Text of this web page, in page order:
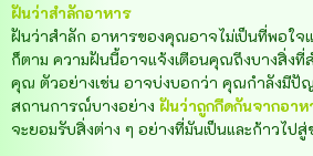
ฝันว่าสำลักอาหาร
ฝันว่าสำลัก อาหารของคุณอาจไม่เป็นที่พอใจ
ก็ตาม ความฝันนี้อาจแจ้งเตือนคุณถึงบางสิ่ง
คุณ ตัวอย่างเช่น อาจบ่งบอกว่า คุณกำลังมีปั
สถานการณ์บางอย่าง ฝันว่าถูกกีดกันจากอาห
จะยอมรับสิ่งต่าง ๆ อย่างที่มันเป็นและก้าวไป